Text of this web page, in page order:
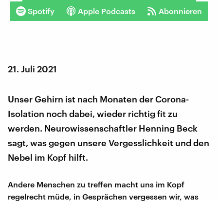
Spotify Apple Podcasts Abonnieren
21. Juli 2021
Unser Gehirn ist nach Monaten der Corona-
Isolation noch dabei, wieder richtig fit zu
werden. Neurowissenschaftler Henning Beck
sagt, was gegen unsere Vergesslichkeit und den
Nebel im Kopf hilft.
Andere Menschen zu treffen macht uns im Kopf
regelrecht müde, in Gesprächen vergessen wir, was